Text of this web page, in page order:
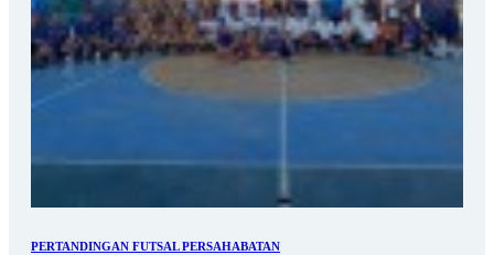
PERTANDINGAN FUTSAL PERSAHABATAN